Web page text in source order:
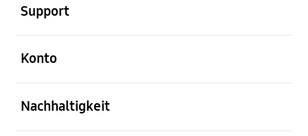
Support
Konto
Nachhaltigkeit